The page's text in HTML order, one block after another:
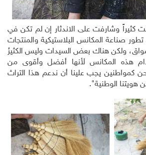
كثيراً وشارفت على الاندثار إن لم تكن في
صناعة المكانس البلاستيكية والمنتجات
ولكن هناك بعض السيدات وليس الكثيرُ
هذه المكانس لأنها أفضل وأقوى من
كمواطنين يجب علينا أن ندعم هذا التراث
هويتنا الوطنية".